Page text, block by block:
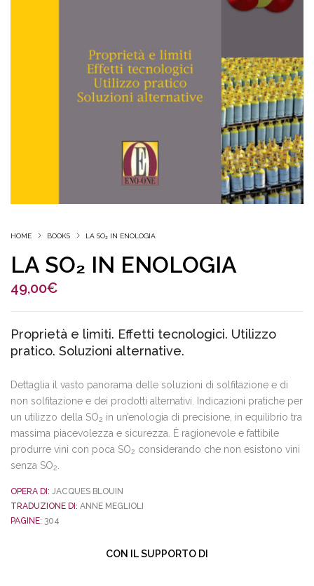
HOME BOOKS LA SO₂ IN ENOLOGIA
LA SO₂ IN ENOLOGIA
49,00€
Proprietà e limiti. Effetti tecnologici. Utilizzo
pratico. Soluzioni alternative.
Dettaglia il vasto panorama delle soluzioni di solfitazione e di
non solfitazione e dei prodotti alternativi. Indicazioni pratiche per
un utilizzo della SO2 in un’enologia di precisione, in equilibrio tra
massima piacevolezza e sicurezza. È ragionevole e fattibile
produrre vini con poca SO2 considerando che non esistono vini
senza SO2
OPERA DI: JACQUES BLOUIN
TRADUZIONE DI: ANNE MEGLIOLI
PAGINE: 304
CON IL SUPPORTO DI